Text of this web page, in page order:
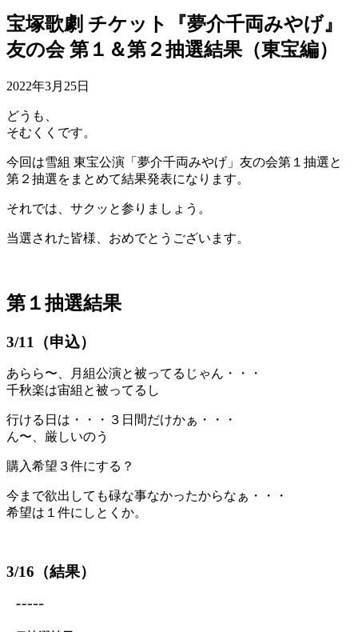
宝塚歌劇 チケット『夢介千両みやげ』
友の会 第１＆第２抽選結果（東宝編）
2022年3月25日
どうも、
そむくくです。
今回は雪組 東宝公演「夢介千両みやげ」友の会第１抽選と
第２抽選をまとめて結果発表になります。
それでは、サクッと参りましょう。
当選された皆様、おめでとうございます。
第１抽選結果
3/11（申込）
あらら〜、月組公演と被ってるじゃん・・・
千秋楽は宙組と被ってるし
行ける日は・・・３日間だけかぁ・・・
ん〜、厳しいのう
購入希望３件にする？
今まで欲出しても碌な事なかったからなぁ・・・
希望は１件にしとくか。
3/16（結果）